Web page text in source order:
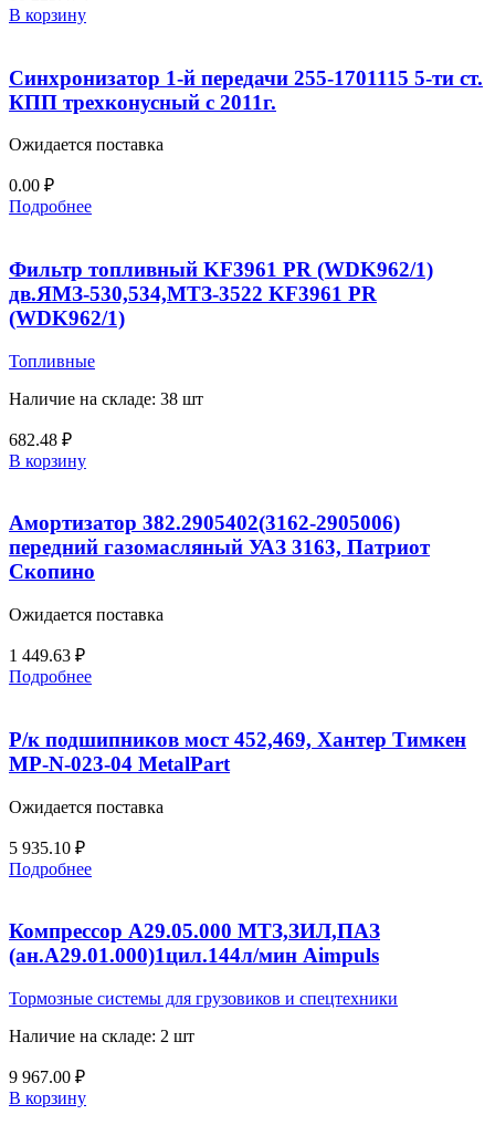
В корзину
Синхронизатор 1-й передачи 255-1701115 5-ти ст.
КПП трехконусный с 2011г.
Ожидается поставка
0.00 ₽
Подробнее
Фильтр топливный KF3961 PR (WDK962/1)
дв.ЯМЗ-530,534,МТЗ-3522 KF3961 PR
(WDK962/1)
Топливные
Наличие на складе: 38 шт
682.48 ₽
В корзину
Амортизатор 382.2905402(3162-2905006)
передний газомасляный УАЗ 3163, Патриот
Скопино
Ожидается поставка
1 449.63 ₽
Подробнее
Р/к подшипников мост 452,469, Хантер Тимкен
MP-N-023-04 MetalPart
Ожидается поставка
5 935.10 ₽
Подробнее
Компрессор А29.05.000 МТЗ,ЗИЛ,ПАЗ
(ан.А29.01.000)1цил.144л/мин Aimpuls
Тормозные системы для грузовиков и спецтехники
Наличие на складе: 2 шт
9 967.00 ₽
В корзину